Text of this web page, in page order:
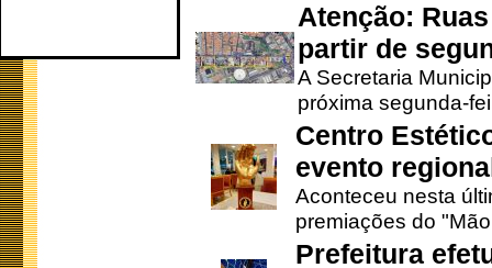
Atenção:
partir de
A Secretaria
próxima segunda-
Centro
evento
Aconteceu nesta
premiações do
Prefeitura